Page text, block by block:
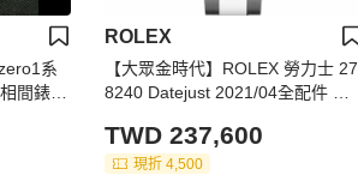
系
間錶盤
ROLEX
【大眾金時代】ROLEX 勞力士 27
8240 Datejust 2021/04全配件 新
1mm 自動上鍊 大眾金時代B1393
TWD 237,600
現折 4,500